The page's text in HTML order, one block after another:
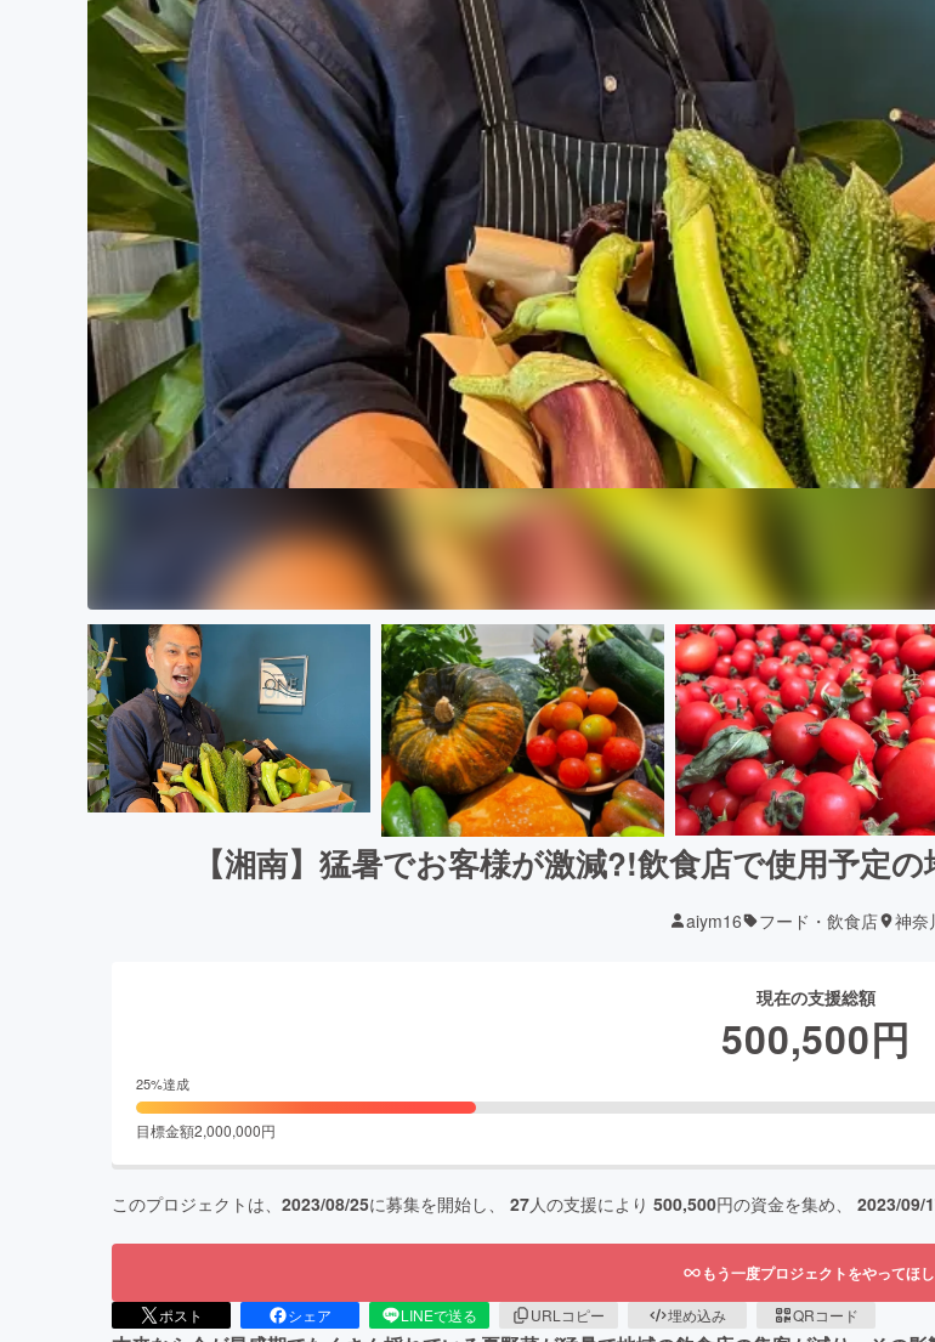
【湘南】猛暑でお客様が激減?!飲食店で使用予定
aiym16 フード・飲食店 神奈
現在の支援総額
500,500円
25%達成
目標金額2,000,000円
このプロジェクトは、 2023/08/25に募集を開始し、 27人の支援により 500,500円の資金を集め、 2023/09/
もう一度プロジェクトをやってほ
ポスト シェア LINEで送る URLコピー 埋め込み QRコード